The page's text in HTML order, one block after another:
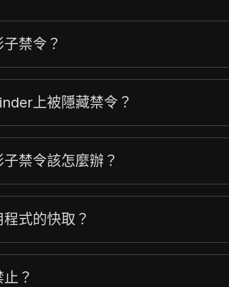
禁令？
上被隱藏禁令？
禁令該怎麼辦？
式的快取？
？